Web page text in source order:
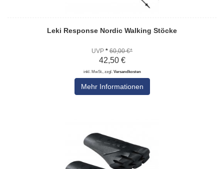
Leki Response Nordic Walking Stöcke
UVP * 60,00 €*
42,50 €
inkl. MwSt., zzgl. Versandkosten
Mehr Informationen